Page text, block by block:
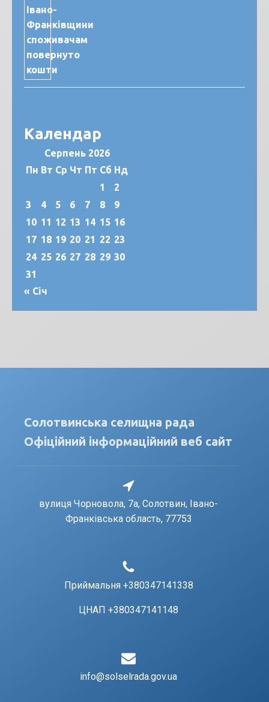
Календар
Серпень 2026
Пн Вт Ср Чт Пт Сб Нд
1
2
3
4 5 6 7 8
9
10 11 12 13 14 15 16
17 18 19 20 21 22 23
24 25 26 27 28 29 30
31
« Січ
Солотвинська селищна рада
Офіційний інформаційний веб сайт
вулиця Чорновола, 7a, Солотвин, Івано-
Франківська область, 77753
Приймальня +380347141338
ЦНАП +380347141148
info@solselrada.gov.ua